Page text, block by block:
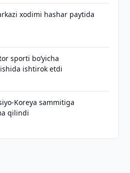
xodimi hashar paytida
sporti bo‘yicha
ishtirok etdi
Koreya sammitiga
qilindi